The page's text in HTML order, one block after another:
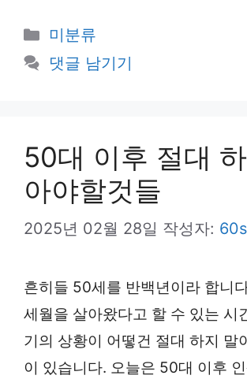
카
테
미분류
댓글 남기기
50대 이후 절대
아야할것들
2025년 02월 28일 작성자: 60s
흔히들 50세를 반백년이라 합니
세월을 살아왔다고 할 수 있는 시
기의 상황이 어떻건 절대 하지 말
이 있습니다. 오늘은 50대 이후